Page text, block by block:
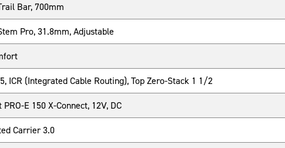
Bar, 700mm
Pro, 31.8mm, Adjustable
ICR (Integrated Cable Routing), Top Zero-Stack 1 1/2
E 150 X-Connect, 12V, DC
Carrier 3.0